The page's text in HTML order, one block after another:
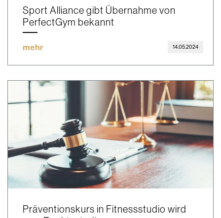
Sport Alliance gibt Übernahme von
PerfectGym bekannt
mehr 14.05.2024
Präventionskurs in Fitnessstudio wird